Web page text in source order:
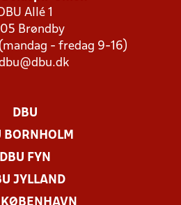
DBU Allé 1
Brøndby
- fredag 9-16)
DBU
BORNHOLM
DBU FYN
JYLLAND